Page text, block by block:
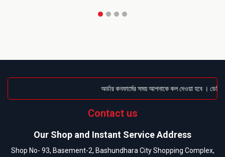
অর্ডার কনফার্মের সময় আপনাকে কল দেওয়া হবে ।
Contact us
Our Shop and Instant Service Address
Shop No- 93, Basement-2, Bashundhara City Shopping Complex,